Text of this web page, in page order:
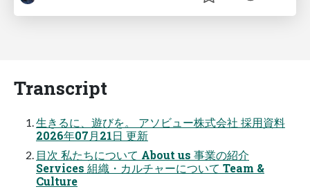
Transcript
生きるに、遊びを。 アソビュー株式会社 採用資料
2026年07月21日 更新
目次 私たちについて About us 事業の紹介
Services 組織・カルチャーについて Team &
Culture